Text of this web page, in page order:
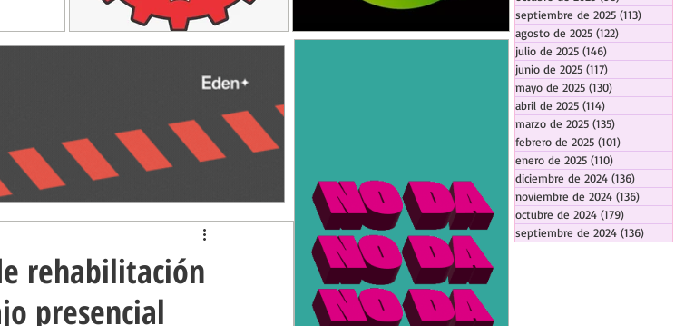
rehabilitación
presencial
septiembre de 2025 (113)
agosto de 2025 (122)
julio de 2025 (146)
junio de 2025 (117)
mayo de 2025 (130)
abril de 2025 (114)
marzo de 2025 (135)
febrero de 2025 (101)
enero de 2025 (110)
diciembre de 2024 (136)
noviembre de 2024 (136)
octubre de 2024 (179)
septiembre de 2024 (136)